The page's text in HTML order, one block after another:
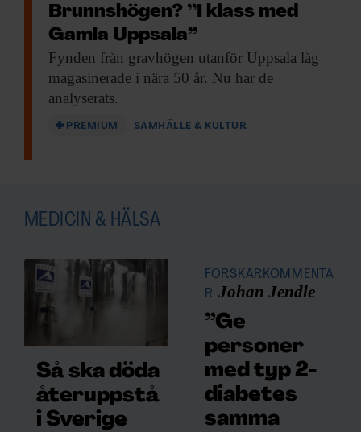
Brunnshögen? ”I klass med
Gamla Uppsala”
Fynden från gravhögen utanför Uppsala låg
magasinerade i nära 50 år. Nu har de
analyserats.
PREMIUM SAMHÄLLE & KULTUR
MEDICIN & HÄLSA
Så ska döda
återuppstå
i Sverige
FORSKARKOMMENTA
R Johan Jendle
”Ge
personer
med typ 2-
diabetes
samma